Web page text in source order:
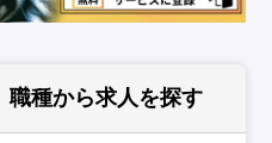
職種から求人を探す